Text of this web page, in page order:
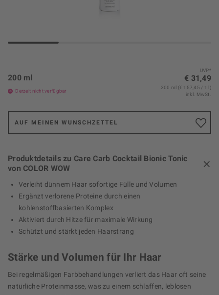
UVP*
€ 31,49
200 ml
Derzeit nicht verfügbar
200 ml (€ 157,45 / 1 l)
inkl. MwSt.
AUF MEINEN WUNSCHZETTEL
Produktdetails zu Care Carb Cocktail Bionic Tonic
von COLOR WOW
Verleiht dünnem Haar sofortige Fülle und Volumen
Ergänzt verlorene Proteine durch einen
kohlenstoffbasierten Komplex
Aktiviert durch Hitze für maximale Wirkung
Schützt und stärkt jeden Haarstrang
Stärke und Volumen für Ihr Haar
Bei regelmäßigen Farbbehandlungen verliert das Haar oft seine
natürliche Proteinmasse, was zu einem schlaffen, leblosen